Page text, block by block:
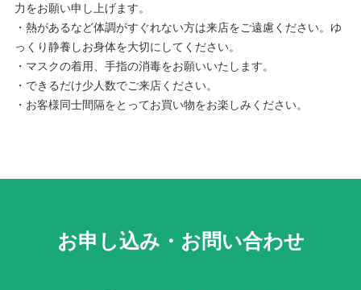
力をお願い申し上げます。
・熱があるなど体調がすぐれない方は来店をご遠慮ください。ゆ
っくり静養しお身体を大切にしてください。
・マスクの着用、手指の消毒をお願いいたします。
・できるだけ少人数でご来店ください。
・お客様同士間隔をとってお買い物をお楽しみください。
お申し込み・お問い合わせ